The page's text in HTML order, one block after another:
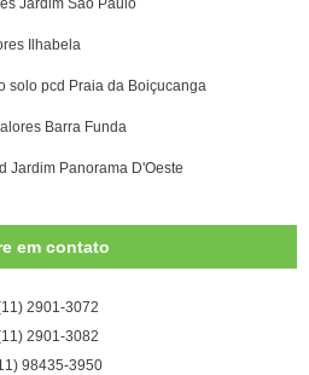
Jardim São Paulo
Ilhabela
solo pcd Praia da Boiçucanga
Barra Funda
Jardim Panorama D'Oeste
em contato
2901-3072
2901-3082
98435-3950